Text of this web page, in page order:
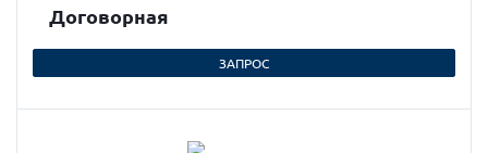
Договорная
ЗАПРОС